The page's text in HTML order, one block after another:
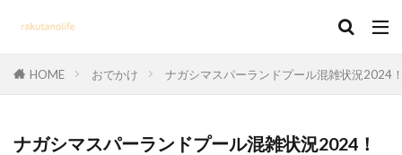
HOME おでかけ ナガシマスパーランドプール混雑状況2024
ナガシマスパーランドプール混雑状況2024！